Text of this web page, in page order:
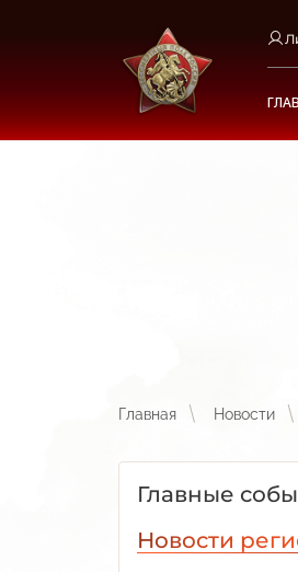
Главная Новости
Главные
Новости